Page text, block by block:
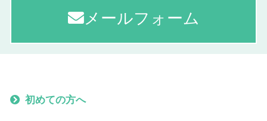
メールフォーム
初めての方へ